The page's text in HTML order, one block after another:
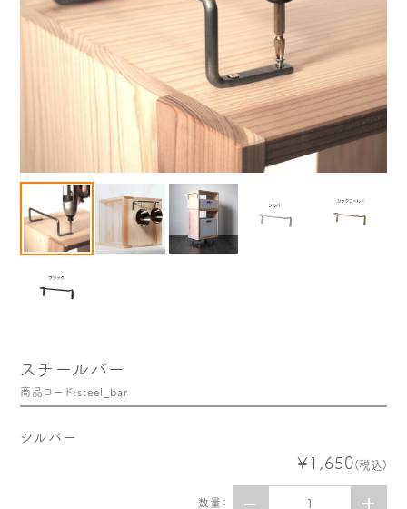
お知らせ もくわくの使い方&選び方
もくわく的 わくわく暮らし
もくわく開発ストーリー もくわく産地だより
メディア掲載＆プレスリリース
全て見る
スチールバー
商品コード:steel_bar
シルバー
¥1,650(税込)
数量：